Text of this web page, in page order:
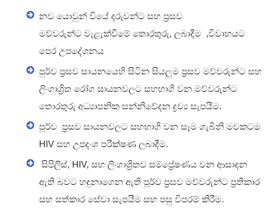
නව යොවුන් වියේ දරුවන්ට සහ ප්‍රසව
මව්වරුන්ට වැළැක්වීමේ තොරතුරු, ලබාදීම ,විවාහයට
පෙර උපදේශනය
පුර්ව ප්‍රසව සායනයෙහි සිටින සියලුම ප්‍රසව මව්වරුන්ට සහ
ලිංගාශ්‍රිත රෝග සායනවලට සහභාගි වන මව්වරුන්ට
තොරතුරු අධ්‍යාපනික සන්නිවේදන ද්‍රව්‍ය සැපයීම.
පූර්ව ප්‍රසව සායනවලට සහභාගි වන සෑම ගැබිනි මවකටම
HIV සහ උපදංශ පරීක්ෂණ ලබාදීම.
සිපිලිස්, HIV, සහ ලිංගාශ්‍රිතව සම්ප්‍රේෂණය වන ආසාදන
ඇති බවට හඳුනාගෙන ඇති පූර්ව ප්‍රසව මව්වරුන්ට ප්‍රතිකාර
සහ සත්කාර සේවා සැපයීම සහ පසු විපරම් කිරීම.